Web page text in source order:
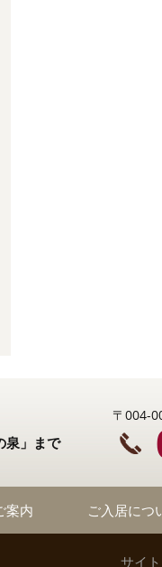
泉」まで
〒004-
案内 ご入居につ
サイ